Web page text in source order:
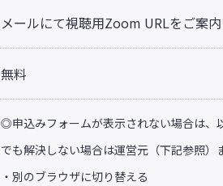
メールにて視聴用Zoom URLをご案
無料
◎申込みフォームが表示されない場合は、
でも解決しない場合は運営元（下記参照）
・別のブラウザに切り替える